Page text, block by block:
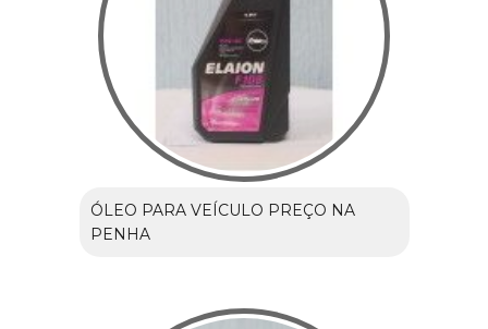
ÓLEO PARA VEÍCULO PREÇO NA
PENHA